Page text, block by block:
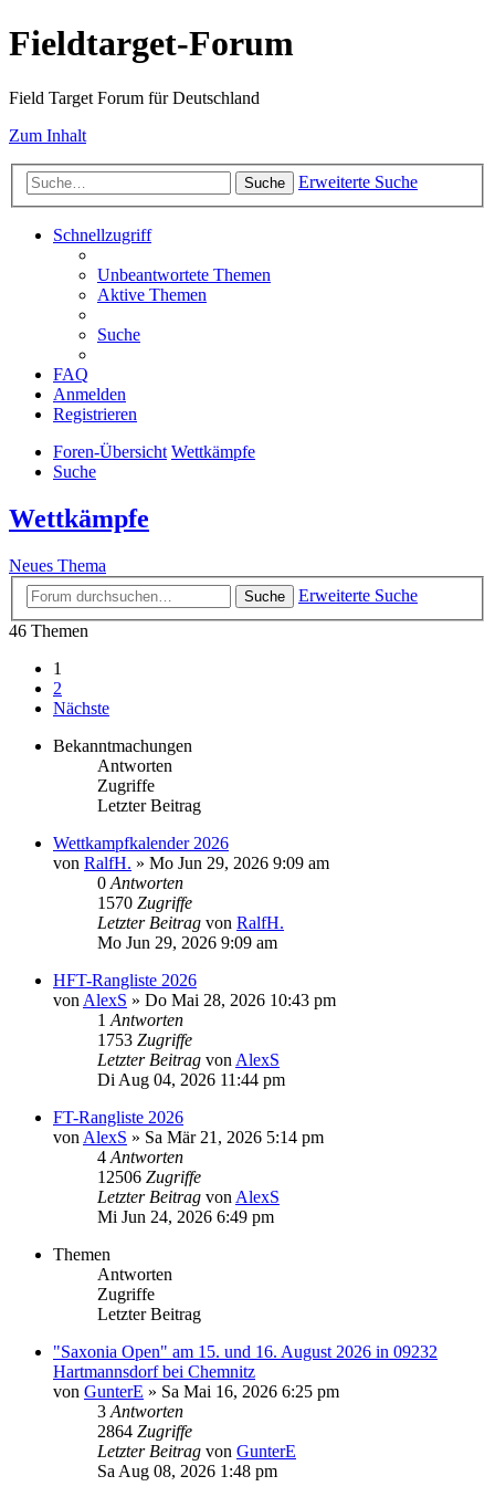
Fieldtarget-Forum
Field Target Forum für Deutschland
Zum Inhalt
Suche Erweiterte Suche
Schnellzugriff
Unbeantwortete Themen
Aktive Themen
Suche
FAQ
Anmelden
Registrieren
Foren-Übersicht Wettkämpfe
Suche
Wettkämpfe
Neues Thema
Suche
Erweiterte Suche
46 Themen
1
2
Nächste
Bekanntmachungen
Antworten
Zugriffe
Letzter Beitrag
Wettkampfkalender 2026
von RalfH. » Mo Jun 29, 2026 9:09 am
0 Antworten
1570 Zugriffe
Letzter Beitrag von RalfH.
Mo Jun 29, 2026 9:09 am
HFT-Rangliste 2026
von AlexS » Do Mai 28, 2026 10:43 pm
1 Antworten
1753 Zugriffe
Letzter Beitrag von AlexS
Di Aug 04, 2026 11:44 pm
FT-Rangliste 2026
von AlexS » Sa Mär 21, 2026 5:14 pm
4 Antworten
12506 Zugriffe
Letzter Beitrag von AlexS
Mi Jun 24, 2026 6:49 pm
Themen
Antworten
Zugriffe
Letzter Beitrag
"Saxonia Open" am 15. und 16. August 2026 in 09232
Hartmannsdorf bei Chemnitz
von GunterE » Sa Mai 16, 2026 6:25 pm
3 Antworten
2864 Zugriffe
Letzter Beitrag von GunterE
Sa Aug 08, 2026 1:48 pm